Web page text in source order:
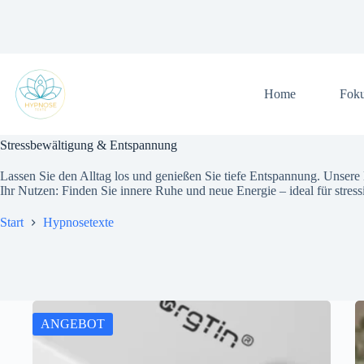
Home
Stressbewältigung & Entspannung
Lassen Sie den Alltag los und genießen Sie tiefe Entspannung.
Ihr Nutzen: Finden Sie innere Ruhe und neue Energie – ideal für
Start Hypnosetexte
ANGEBOT